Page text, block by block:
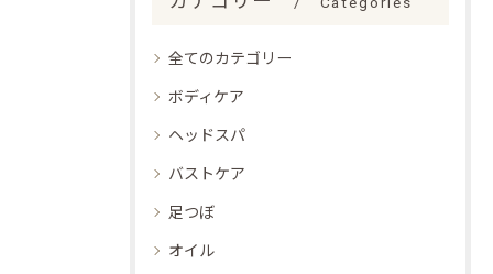
全てのカテゴリー
ボディケア
ヘッドスパ
バストケア
足つぼ
オイル